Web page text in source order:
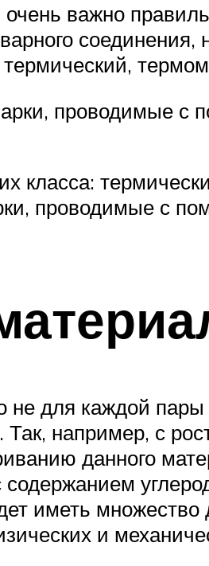
важно
проводимые с
класса:
проводимые с
для каждой
например, с
данного
иметь множество
и